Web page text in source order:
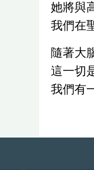
她將與
我們在
隨著大
這一切
我們有